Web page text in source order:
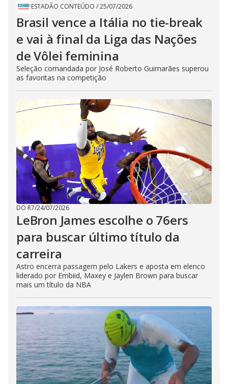
ESTADÃO CONTEÚDO /25/07/2026
Brasil vence a Itália no tie-break
e vai à final da Liga das Nações
de Vôlei feminina
Seleção comandada por José Roberto Guimarães superou
as favoritas na competição
DO R7/24/07/2026
LeBron James escolhe o 76ers
para buscar último título da
carreira
Astro encerra passagem pelo Lakers e aposta em elenco
liderado por Embiid, Maxey e Jaylen Brown para buscar
mais um título da NBA